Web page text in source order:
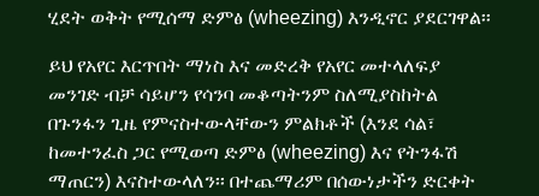
ሂደት ወቅት የሚሰማ ድምፅ (wheezing) እንዲኖር ያደርገዋል፡፡
ይህ የአየር እርጥበት ማነስ እና መድረቅ የአየር መተላለፍያ
መንገድ ብቻ ሳይሆን የሳንባ መቆጣትንም ስለሚያስከትል
በጉንፋን ጊዜ የምናስተውላቸውን ምልክቶች (እንደ ሳል፣
ከመተንፈስ ጋር የሚወጣ ድምፅ (wheezing) እና የትንፋሽ
ማጠርን) እናስተውላለን፡፡ በተጨማሪም በሰውነታችን ድርቀት